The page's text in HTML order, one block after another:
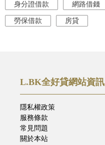
身分證借款 網路借錢
勞保借款 房貸
L.BK全好貸網站資訊
隱私權政策
服務條款
常見問題
關於本站